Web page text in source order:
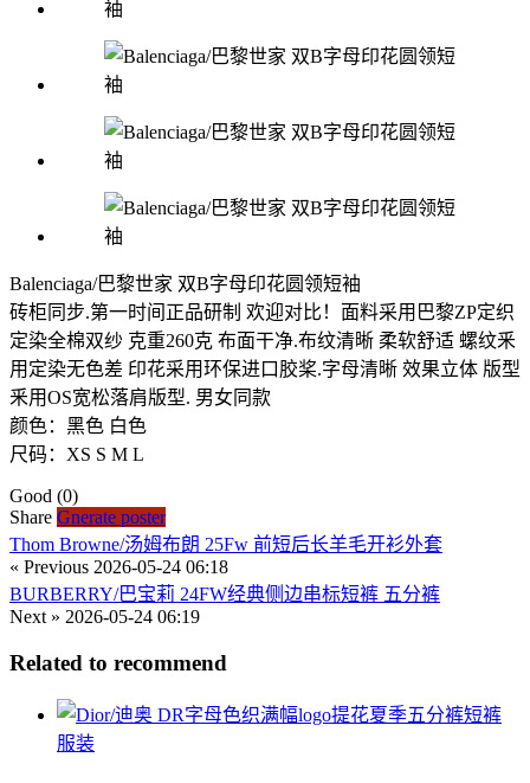
Balenciaga/巴黎世家 双B字母印花圆领短袖
砖柜同步.第一时间正品研制 欢迎对比！面料采用巴黎ZP定织
定染全棉双纱 克重260克 布面干净.布纹清晰 柔软舒适 螺纹釆
用定染无色差 印花采用环保进口胶桨.字母清晰 效果立体 版型
釆用OS宽松落肩版型. 男女同款
颜色：黑色 白色
尺码：XS S M L
Good (0)
Share Gnerate poster
Thom Browne/汤姆布朗 25Fw 前短后长羊毛开衫外套
« Previous 2026-05-24 06:18
BURBERRY/巴宝莉 24FW经典侧边串标短裤 五分裤
Next » 2026-05-24 06:19
Related to recommend
服装